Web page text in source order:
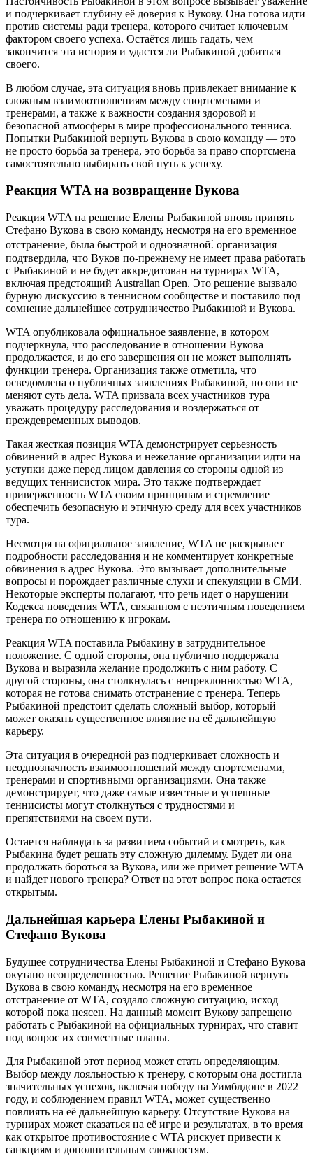
и подчеркивает глубину её доверия к Вукову. Она готова идти
против системы ради тренера, которого считает ключевым
фактором своего успеха. Остаётся лишь гадать, чем
закончится эта история и удастся ли Рыбакиной добиться
своего.
В любом случае, эта ситуация вновь привлекает внимание к
сложным взаимоотношениям между спортсменами и
тренерами, а также к важности создания здоровой и
безопасной атмосферы в мире профессионального тенниса.
Попытки Рыбакиной вернуть Вукова в свою команду — это
не просто борьба за тренера, это борьба за право спортсмена
самостоятельно выбирать свой путь к успеху.
Реакция WTA на возвращение Вукова
Реакция WTA на решение Елены Рыбакиной вновь принять
Стефано Вукова в свою команду, несмотря на его временное
отстранение, была быстрой и однозначной⁚ организация
подтвердила, что Вуков по-прежнему не имеет права работать
с Рыбакиной и не будет аккредитован на турнирах WTA,
включая предстоящий Australian Open. Это решение вызвало
бурную дискуссию в теннисном сообществе и поставило под
сомнение дальнейшее сотрудничество Рыбакиной и Вукова.
WTA опубликовала официальное заявление, в котором
подчеркнула, что расследование в отношении Вукова
продолжается, и до его завершения он не может выполнять
функции тренера. Организация также отметила, что
осведомлена о публичных заявлениях Рыбакиной, но они не
меняют суть дела. WTA призвала всех участников тура
уважать процедуру расследования и воздержаться от
преждевременных выводов.
Такая жесткая позиция WTA демонстрирует серьезность
обвинений в адрес Вукова и нежелание организации идти на
уступки даже перед лицом давления со стороны одной из
ведущих теннисисток мира. Это также подтверждает
приверженность WTA своим принципам и стремление
обеспечить безопасную и этичную среду для всех участников
тура.
Несмотря на официальное заявление, WTA не раскрывает
подробности расследования и не комментирует конкретные
обвинения в адрес Вукова. Это вызывает дополнительные
вопросы и порождает различные слухи и спекуляции в СМИ.
Некоторые эксперты полагают, что речь идет о нарушении
Кодекса поведения WTA, связанном с неэтичным поведением
тренера по отношению к игрокам.
Реакция WTA поставила Рыбакину в затруднительное
положение. С одной стороны, она публично поддержала
Вукова и выразила желание продолжить с ним работу. С
другой стороны, она столкнулась с непреклонностью WTA,
которая не готова снимать отстранение с тренера. Теперь
Рыбакиной предстоит сделать сложный выбор, который
может оказать существенное влияние на её дальнейшую
карьеру.
Эта ситуация в очередной раз подчеркивает сложность и
неоднозначность взаимоотношений между спортсменами,
тренерами и спортивными организациями. Она также
демонстрирует, что даже самые известные и успешные
теннисисты могут столкнуться с трудностями и
препятствиями на своем пути.
Остается наблюдать за развитием событий и смотреть, как
Рыбакина будет решать эту сложную дилемму. Будет ли она
продолжать бороться за Вукова, или же примет решение WTA
и найдет нового тренера? Ответ на этот вопрос пока остается
открытым.
Дальнейшая карьера Елены Рыбакиной и
Стефано Вукова
Будущее сотрудничества Елены Рыбакиной и Стефано Вукова
окутано неопределенностью. Решение Рыбакиной вернуть
Вукова в свою команду, несмотря на его временное
отстранение от WTA, создало сложную ситуацию, исход
которой пока неясен. На данный момент Вукову запрещено
работать с Рыбакиной на официальных турнирах, что ставит
под вопрос их совместные планы.
Для Рыбакиной этот период может стать определяющим.
Выбор между лояльностью к тренеру, с которым она достигла
значительных успехов, включая победу на Уимблдоне в 2022
году, и соблюдением правил WTA, может существенно
повлиять на её дальнейшую карьеру. Отсутствие Вукова на
турнирах может сказаться на её игре и результатах, в то время
как открытое противостояние с WTA рискует привести к
санкциям и дополнительным сложностям.